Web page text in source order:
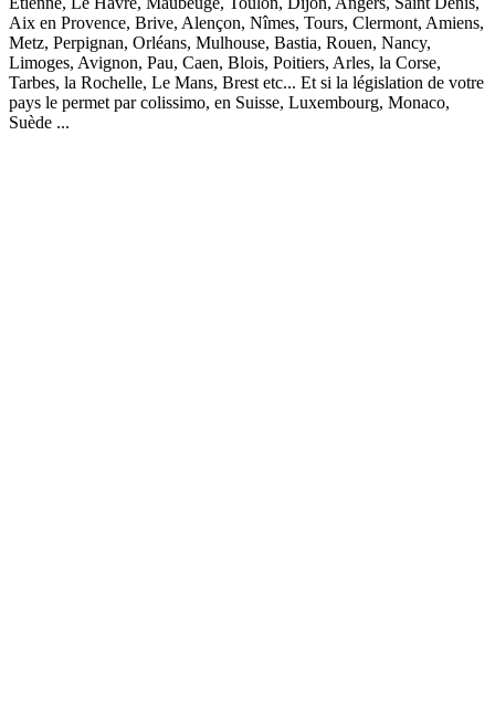
Aix en Provence, Brive, Alençon, Nîmes, Tours, Clermont, Amiens,
Metz, Perpignan, Orléans, Mulhouse, Bastia, Rouen, Nancy,
Limoges, Avignon, Pau, Caen, Blois, Poitiers, Arles, la Corse,
Tarbes, la Rochelle, Le Mans, Brest etc... Et si la législation de votre
pays le permet par colissimo, en Suisse, Luxembourg, Monaco,
Suède ...